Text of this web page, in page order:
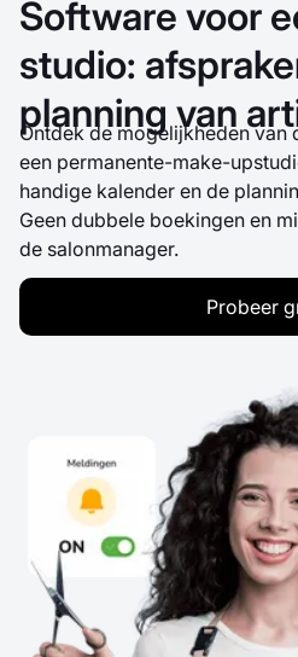
Software voor
studio:
planning van
Ontdek de mogelijkheden van
een permanente-make-
handige kalender en de
Geen dubbele boekingen en
de salonmanager.
Probeer